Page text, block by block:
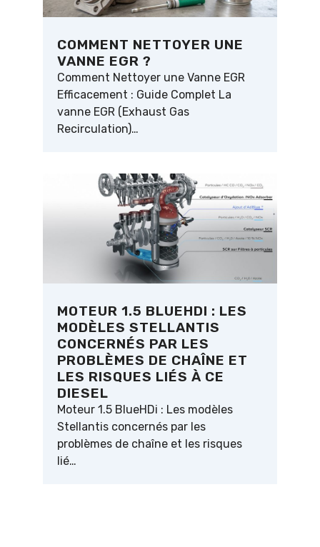
COMMENT NETTOYER UNE
VANNE EGR ?
Comment Nettoyer une Vanne EGR
Efficacement : Guide Complet La
vanne EGR (Exhaust Gas
Recirculation)…
MOTEUR 1.5 BLUEHDI : LES
MODÈLES STELLANTIS
CONCERNÉS PAR LES
PROBLÈMES DE CHAÎNE ET
LES RISQUES LIÉS À CE
DIESEL
Moteur 1.5 BlueHDi : Les modèles
Stellantis concernés par les
problèmes de chaîne et les risques
lié…